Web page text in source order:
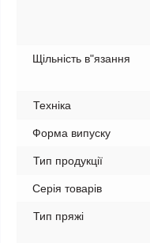
Щільність в"язання
Техніка
Форма випуску
Тип продукції
Серія товарів
Тип пряжі